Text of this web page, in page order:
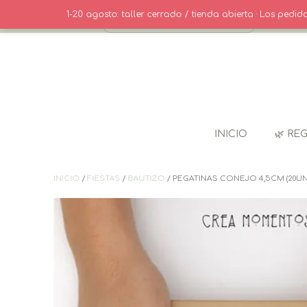
contenido
·
INICIO 🌿
INICIO / FIESTAS / BAUTIZO / PEGATINAS CONEJO 4,5CM
1-20 agosto: taller cerrado / tienda abierta · Los